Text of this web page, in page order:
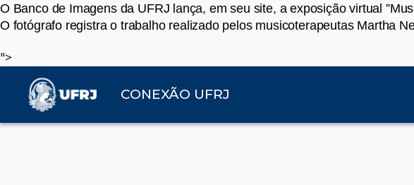
O Banco de Imagens da UFRJ lança, em seu site, a exposição virtual
O fotógrafo registra o trabalho realizado pelos musicoterapeutas Martha
">
CONEXÃO UFRJ